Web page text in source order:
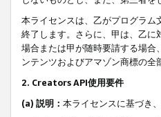
本ライセンスは、乙がプログラ
終了します。さらに、甲は、乙
場合または甲が随時要請する場合
ンテンツおよびアマゾン商標の
2. Creators API使用要件
(a) 説明： 本ライセンスに基づき